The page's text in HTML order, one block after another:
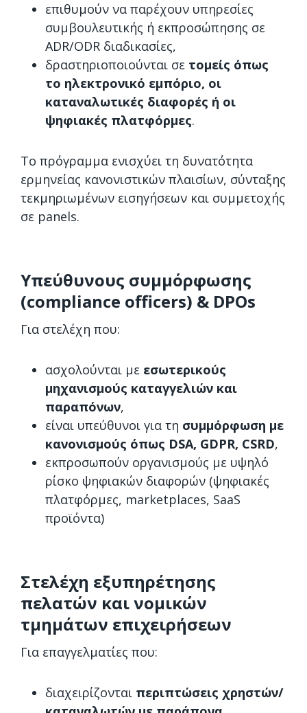
επιθυμούν να παρέχουν υπηρεσίες
συμβουλευτικής ή εκπροσώπησης σε
ADR/ODR διαδικασίες,
δραστηριοποιούνται σε τομείς όπως
το ηλεκτρονικό εμπόριο, οι
καταναλωτικές διαφορές ή οι
ψηφιακές πλατφόρμες.
Το πρόγραμμα ενισχύει τη δυνατότητα
ερμηνείας κανονιστικών πλαισίων, σύνταξης
τεκμηριωμένων εισηγήσεων και συμμετοχής
σε panels.
Υπεύθυνους συμμόρφωσης
(compliance officers) & DPOs
Για στελέχη που:
ασχολούνται με εσωτερικούς
μηχανισμούς καταγγελιών και
παραπόνων,
είναι υπεύθυνοι για τη συμμόρφωση με
κανονισμούς όπως DSA, GDPR, CSRD,
εκπροσωπούν οργανισμούς με υψηλό
ρίσκο ψηφιακών διαφορών (ψηφιακές
πλατφόρμες, marketplaces, SaaS
προϊόντα)
Στελέχη εξυπηρέτησης
πελατών και νομικών
τμημάτων επιχειρήσεων
Για επαγγελματίες που:
διαχειρίζονται περιπτώσεις χρηστών/